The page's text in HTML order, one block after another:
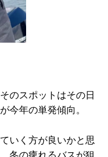
のスポットはその日
今年の単発傾向。
いく方が良いかと思
冬の痺れるバスが狙